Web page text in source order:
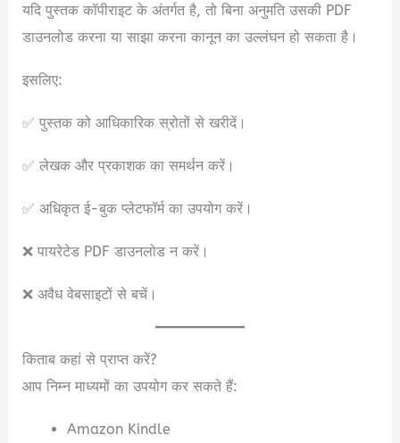
यदि पुस्तक कॉपीराइट के अंतर्गत है, तो बिना अनुमति उसकी PDF
डाउनलोड करना या साझा करना कानून का उल्लंघन हो सकता है।
इसलिए:
✅ पुस्तक को आधिकारिक स्रोतों से खरीदें।
✅ लेखक और प्रकाशक का समर्थन करें।
✅ अधिकृत ई-बुक प्लेटफॉर्म का उपयोग करें।
❌ पायरेटेड PDF डाउनलोड न करें।
❌ अवैध वेबसाइटों से बचें।
किताब कहां से प्राप्त करें?
आप निम्न माध्यमों का उपयोग कर सकते हैं:
Amazon Kindle